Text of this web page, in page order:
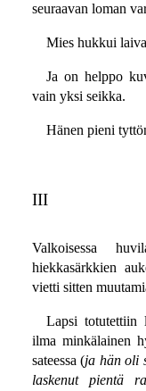
seuraavan loman
Mies hukkui
Ja on helppo
vain yksi seikka.
Hänen pieni
III
Valkoisessa
hiekkasärkkien
vietti sitten
Lapsi totutettiin
ilma minkälainen
sateessa (ja hän oli
laskenut pientä